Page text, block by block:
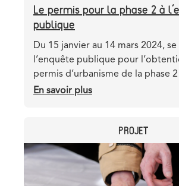
Le permis pour la phase 2 à
publique
Teaser
Du 15 janvier au 14 mars 2024,
l’enquête publique pour
permis d’urbanisme de la phase
En savoir plus
la
phase
PROJET
Header
Image